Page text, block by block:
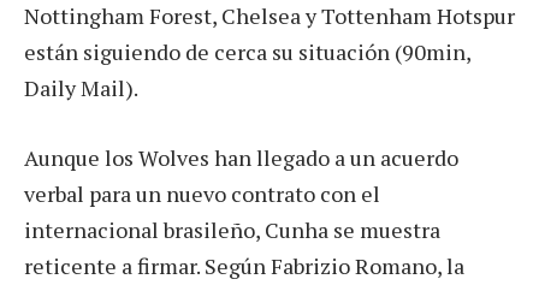
Nottingham Forest, Chelsea y Tottenham Hotspur
están siguiendo de cerca su situación (90min,
Daily Mail).
Aunque los Wolves han llegado a un acuerdo
verbal para un nuevo contrato con el
internacional brasileño, Cunha se muestra
reticente a firmar. Según Fabrizio Romano, la